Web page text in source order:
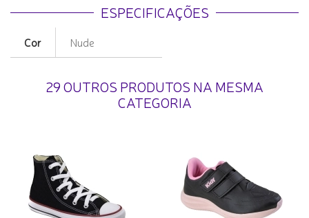
ESPECIFICAÇÕES
Cor Nude
29 OUTROS PRODUTOS NA MESMA
CATEGORIA